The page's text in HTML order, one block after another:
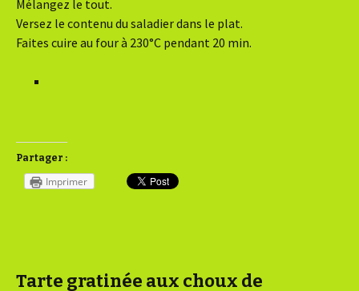
Mélangez le tout.
Versez le contenu du saladier dans le plat.
Faites cuire au four à 230°C pendant 20 min.
Partager :
Imprimer
Tarte gratinée aux choux de